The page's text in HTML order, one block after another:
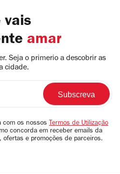
vais
amar
Seja o primerio a descobrir as
cidade.
com os nossos Termos de Utilização
concorda em receber emails da
ofertas e promoções de parceiros.